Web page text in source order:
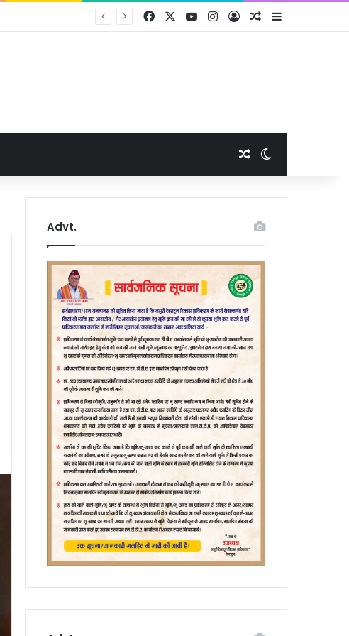
Facebook YouTubeInstagram
Log InRandom Article
Random Article
Advt.